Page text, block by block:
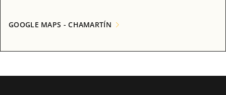
GOOGLE MAPS - CHAMARTÍN